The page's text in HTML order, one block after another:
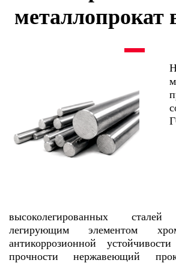
металлопрокат
высоколегированных
легирующим элементом
антикоррозионной
прочности нержавеющий